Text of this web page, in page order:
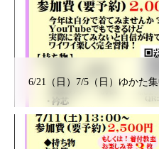
6/21（日）7/5（日）ゆかた